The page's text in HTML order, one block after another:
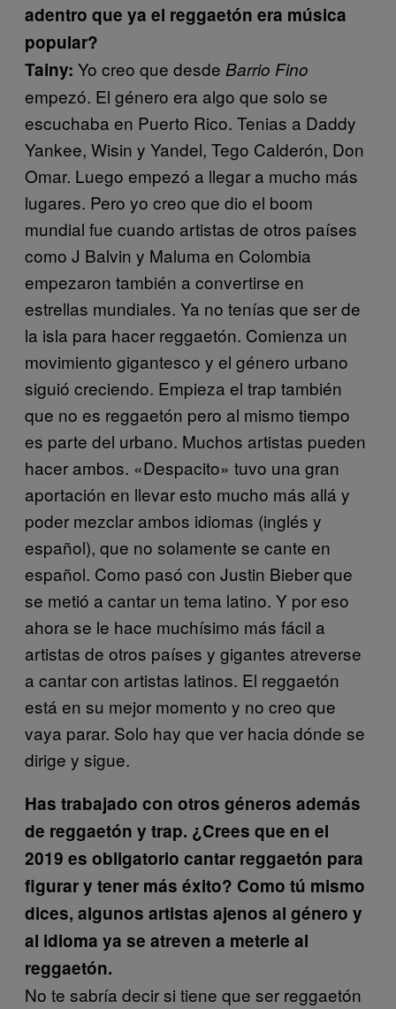
adentro que ya el reggaetón era música
popular?
Tainy: Yo creo que desde Barrio Fino
empezó. El género era algo que solo se
escuchaba en Puerto Rico. Tenias a Daddy
Yankee, Wisin y Yandel, Tego Calderón, Don
Omar. Luego empezó a llegar a mucho más
lugares. Pero yo creo que dio el boom
mundial fue cuando artistas de otros países
como J Balvin y Maluma en Colombia
empezaron también a convertirse en
estrellas mundiales. Ya no tenías que ser de
la isla para hacer reggaetón. Comienza un
movimiento gigantesco y el género urbano
siguió creciendo. Empieza el trap también
que no es reggaetón pero al mismo tiempo
es parte del urbano. Muchos artistas pueden
hacer ambos. «Despacito» tuvo una gran
aportación en llevar esto mucho más allá y
poder mezclar ambos idiomas (inglés y
español), que no solamente se cante en
español. Como pasó con Justin Bieber que
se metió a cantar un tema latino. Y por eso
ahora se le hace muchísimo más fácil a
artistas de otros países y gigantes atreverse
a cantar con artistas latinos. El reggaetón
está en su mejor momento y no creo que
vaya parar. Solo hay que ver hacia dónde se
dirige y sigue.
Has trabajado con otros géneros además
de reggaetón y trap. ¿Crees que en el
2019 es obligatorio cantar reggaetón para
figurar y tener más éxito? Como tú mismo
dices, algunos artistas ajenos al género y
al idioma ya se atreven a meterle al
reggaetón.
No te sabría decir si tiene que ser reggaetón